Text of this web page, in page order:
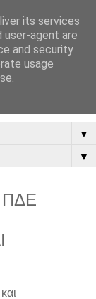
▼
▼
ΠΔΕ
its services
user-agent are
and security
usage